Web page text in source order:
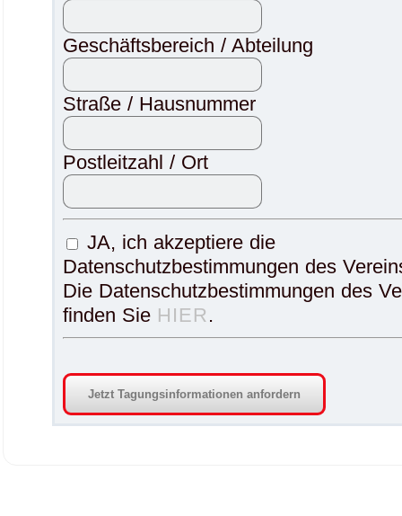
Geschäftsbereich / Abteilung
Straße / Hausnummer
Postleitzahl / Ort
Datenschutz
wird
bei
uns
GROß
JA, ich akzeptiere die
Datenschutzbestimmungen des
Die Datenschutzbestimmungen des
finden Sie HIER.